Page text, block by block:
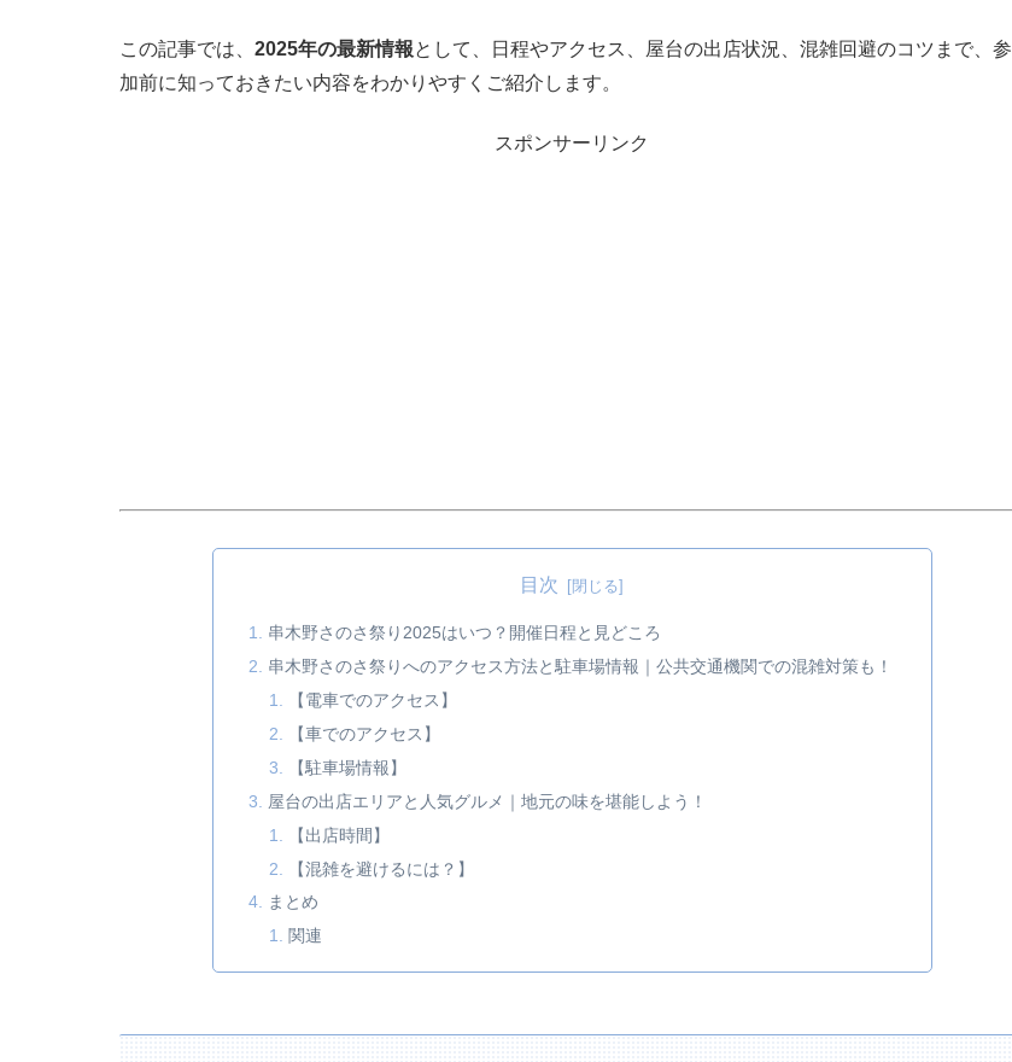
この記事では、 2025年の最新情報として、日程やアクセス、屋台の出店状況、混雑回避のコツまで、参
加前に知っておきたい内容をわかりやすくご紹介します。
スポンサーリンク
目次
串木野さのさ祭り2025はいつ？開催日程と見どころ
串木野さのさ祭りへのアクセス方法と駐車場情報｜公共交通機関での混雑対策も！
【電車でのアクセス】
【車でのアクセス】
【駐車場情報】
屋台の出店エリアと人気グルメ｜地元の味を堪能しよう！
【出店時間】
【混雑を避けるには？】
まとめ
関連